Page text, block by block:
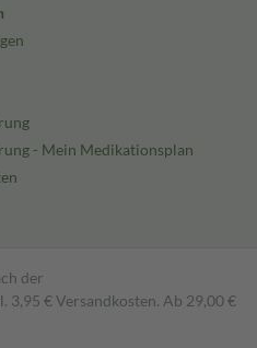
- Mein Medikationsplan
der
€ Versandkosten. Ab 29,00 €